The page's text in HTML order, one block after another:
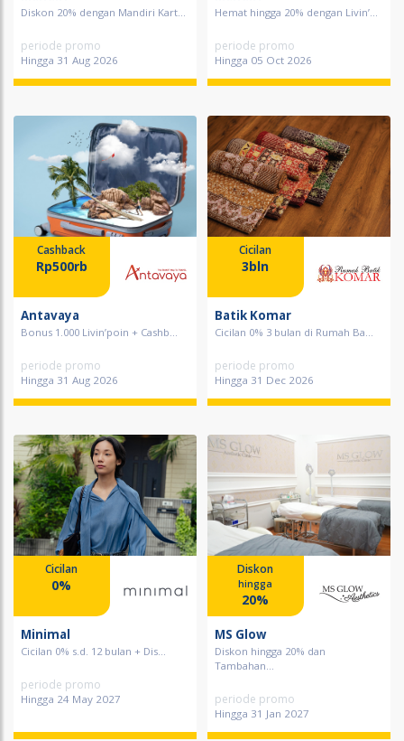
Diskon 20% dengan Mandiri Kart...
periode promo
Hingga 31 Aug 2026
Hemat hingga 20% dengan Livin’...
periode promo
Hingga 05 Oct 2026
Cashback
Rp500rb
Antavaya
Bonus 1.000 Livin’poin + Cashb...
periode promo
Hingga 31 Aug 2026
Cicilan
3bln
Batik Komar
Cicilan 0% 3 bulan di Rumah Ba...
periode promo
Hingga 31 Dec 2026
Cicilan
0%
Minimal
Cicilan 0% s.d. 12 bulan + Dis...
periode promo
Hingga 24 May 2027
Diskon
hingga
20%
MS Glow
Diskon hingga 20% dan
Tambahan...
periode promo
Hingga 31 Jan 2027